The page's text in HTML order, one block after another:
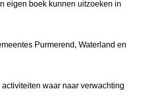
eigen boek kunnen uitzoeken in
Purmerend, Waterland en
waar naar verwachting